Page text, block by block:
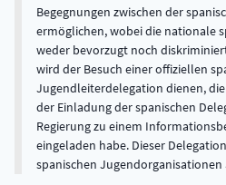
Begegnungen zwischen der
ermöglichen, wobei die nationale
weder bevorzugt noch
wird der Besuch einer offiziellen
Jugendleiterdelegation dienen,
der Einladung der spanischen
Regierung zu einem
eingeladen habe. Dieser
spanischen Jugendorganisationen